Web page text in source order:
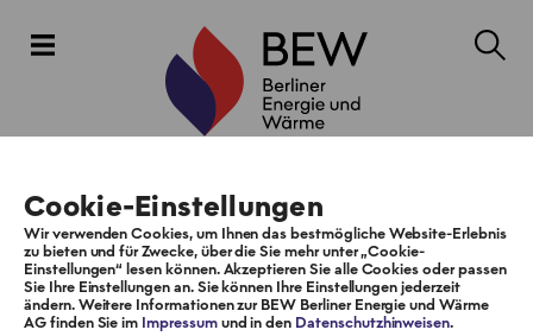
Cookie-Einstellungen
Wir verwenden Cookies, um Ihnen das bestmögliche Website-Erlebnis
zu bieten und für Zwecke, über die Sie mehr unter „Cookie-
Einstellungen“ lesen können. Akzeptieren Sie alle Cookies oder passen
Sie Ihre Einstellungen an. Sie können Ihre Einstellungen jederzeit
ändern. Weitere Informationen zur BEW Berliner Energie und Wärme
AG finden Sie im Impressumund in den Datenschutzhinweisen.